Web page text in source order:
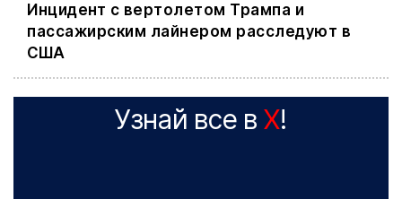
Инцидент с вертолетом Трампа и
пассажирским лайнером расследуют в
США
Узнай все в X!